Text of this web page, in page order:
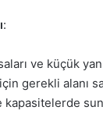
:
ve küçük
gerekli alanı
kapasitelerde